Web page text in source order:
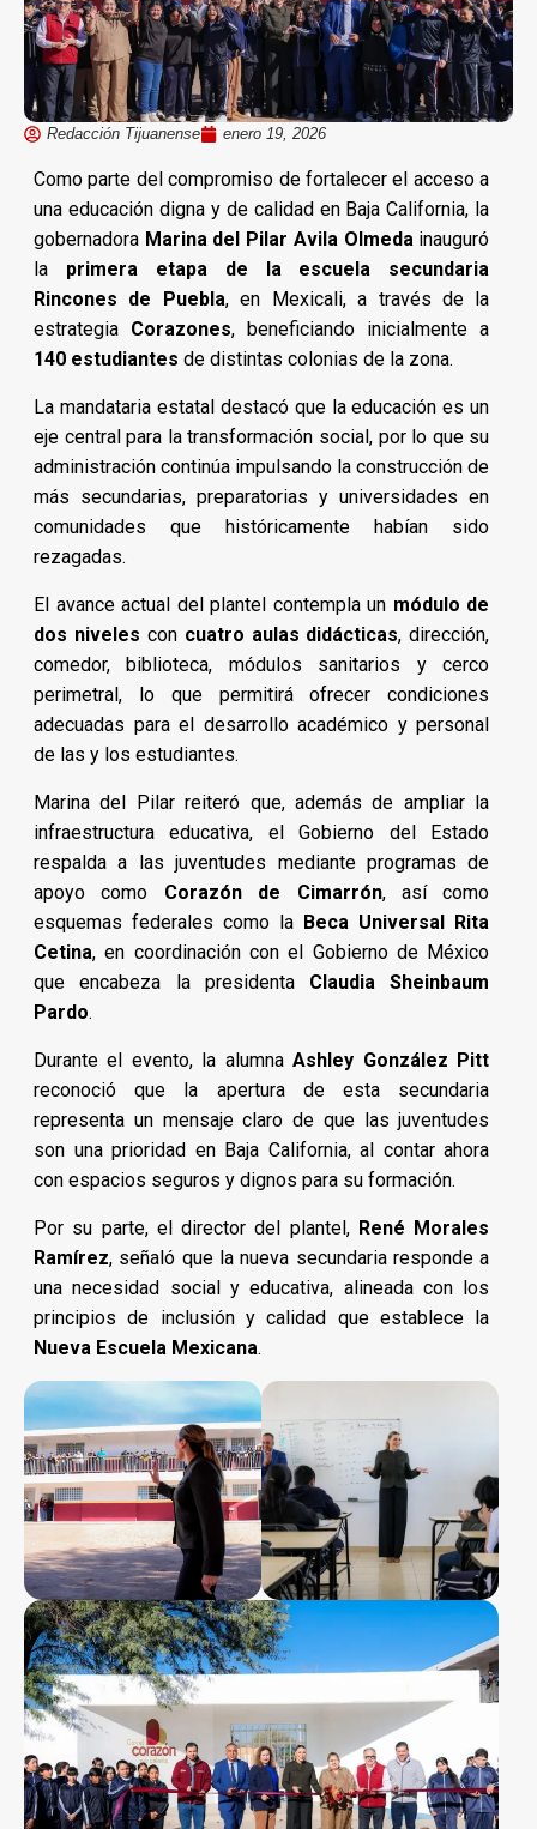
Redacción Tijuanense enero 19, 2026
Como parte del compromiso de fortalecer el acceso a
una educación digna y de calidad en Baja California, la
gobernadora Marina del Pilar Avila Olmeda inauguró
la primera etapa de la escuela secundaria
Rincones de Puebla, en Mexicali, a través de la
estrategia Corazones, beneficiando inicialmente a
140 estudiantes de distintas colonias de la zona.
La mandataria estatal destacó que la educación es un
eje central para la transformación social, por lo que su
administración continúa impulsando la construcción de
más secundarias, preparatorias y universidades en
comunidades que históricamente habían sido
rezagadas.
El avance actual del plantel contempla un módulo de
dos niveles con cuatro aulas didácticas, dirección,
comedor, biblioteca, módulos sanitarios y cerco
perimetral, lo que permitirá ofrecer condiciones
adecuadas para el desarrollo académico y personal
de las y los estudiantes.
Marina del Pilar reiteró que, además de ampliar la
infraestructura educativa, el Gobierno del Estado
respalda a las juventudes mediante programas de
apoyo como Corazón de Cimarrón, así como
esquemas federales como la Beca Universal Rita
Cetina, en coordinación con el Gobierno de México
que encabeza la presidenta Claudia Sheinbaum
Pardo.
Durante el evento, la alumnaAshley González Pitt
reconoció que la apertura de esta secundaria
representa un mensaje claro de que las juventudes
son una prioridad en Baja California, al contar ahora
con espacios seguros y dignos para su formación.
Por su parte, el director del plantel, René Morales
Ramírez, señaló que la nueva secundaria responde a
una necesidad social y educativa, alineada con los
principios de inclusión y calidad que establece la
Nueva Escuela Mexicana.